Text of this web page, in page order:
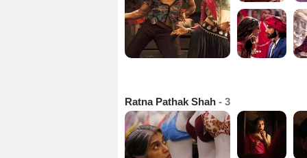
Ratna Pathak Shah - 3